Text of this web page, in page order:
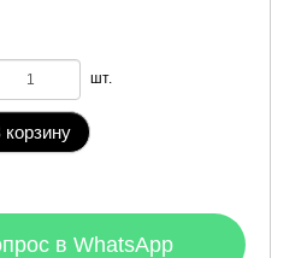
шт.
корзину
в WhatsApp